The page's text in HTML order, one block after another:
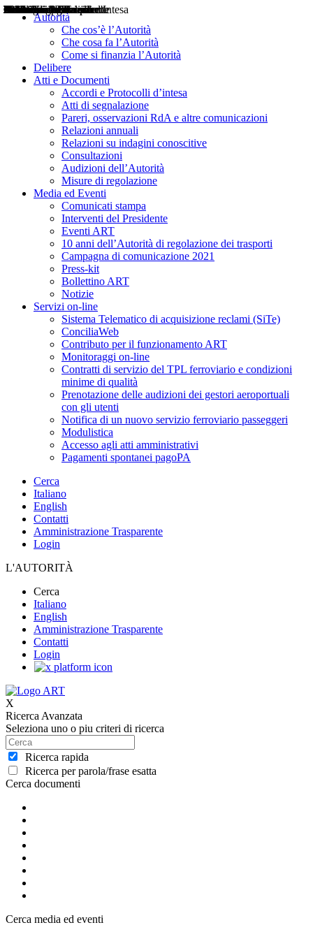
Autorità
Che cos’è l’Autorità
Che cosa fa l’Autorità
Come si finanzia l’Autorità
Delibere
Atti e Documenti
Accordi e Protocolli d’intesa
Atti di segnalazione
Pareri, osservazioni RdA e altre comunicazioni
Relazioni annuali
Relazioni su indagini conoscitive
Consultazioni
Audizioni dell’Autorità
Misure di regolazione
Media ed Eventi
Comunicati stampa
Interventi del Presidente
Eventi ART
10 anni dell’Autorità di regolazione dei trasporti
Campagna di comunicazione 2021
Press-kit
Bollettino ART
Notizie
Servizi on-line
Sistema Telematico di acquisizione reclami (SiTe)
ConciliaWeb
Contributo per il funzionamento ART
Monitoraggi on-line
Contratti di servizio del TPL ferroviario e condizioni
minime di qualità
Prenotazione delle audizioni dei gestori aeroportuali
con gli utenti
Notifica di un nuovo servizio ferroviario passeggeri
Modulistica
Accesso agli atti amministrativi
Pagamenti spontanei pagoPA
Cerca
Italiano
English
Contatti
Amministrazione Trasparente
Login
L'AUTORITÀ
Cerca
Italiano
English
Amministrazione Trasparente
Contatti
Login
X
Ricerca Avanzata
Seleziona uno o piu criteri di ricerca
Ricerca rapida
Ricerca per parola/frase esatta
Cerca documenti
Delibere
Pareri
Consultazioni
Audizioni
Atti di Segnalazione
Accordi e Protocolli d'Intesa
Relazioni annuali
Misure di regolazione
Cerca media ed eventi
Notizie
Comunicati Stampa
Bollettini ART
Convegni ART
Interviste del Presidente
Articoli in primo piano
Interventi del Presidente
2004
2005
2010
2013
2014
2015
2016
2017
2018
2019
202
2020
2021
2022
2023
2024
2025
2026
Aereo
Marittimo
Terrestre